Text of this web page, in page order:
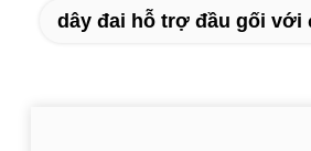
dây đai hỗ trợ đầu gối với